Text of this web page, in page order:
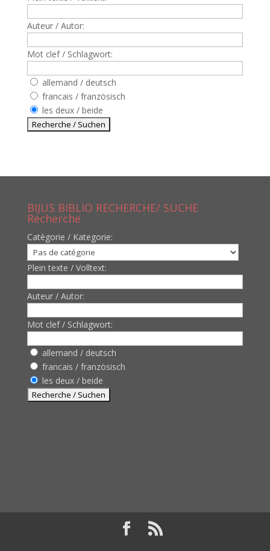
Auteur / Autor:
Mot clef / Schlagwort:
allemand / deutsch
francais / französisch
les deux / beide
BIJUS BIBLIO RECHERCHE/ SUCHE
Recherche
Catègorie / Kategorie:
Plein texte / Volltext:
Auteur / Autor:
Mot clef / Schlagwort:
allemand / deutsch
francais / französisch
les deux / beide